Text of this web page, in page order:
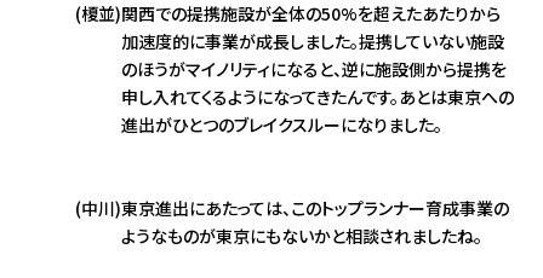
(榎並)関西での提携施設が全体の50%を超えたあたりから
加速度的に事業が成長しました。提携していない施設
のほうがマイノリティになると、逆に施設側から提携を
申し入れてくるようになってきたんです。あとは東京への
進出がひとつのブレイクスルーになりました。
(中川)東京進出にあたっては、このトップランナー育成事業の
ようなものが東京にもないかと相談されましたね。